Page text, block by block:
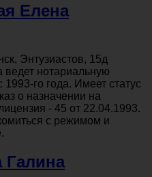
Елена
Энтузиастов, 15д
нотариальную
го года. Имеет статус
о назначении на
- 45 от 22.04.1993.
с режимом и
Галина